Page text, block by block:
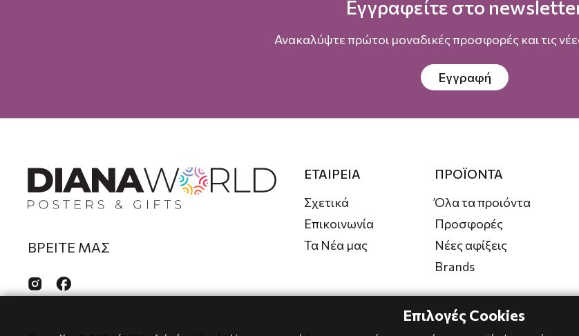
Εγγραφείτε στο
Ανακαλύψτε πρώτοι μοναδικές προσφορές και τις
Εγγραφή
ΒΡΕΙΤΕ ΜΑΣ
 
ΕΤΑΙΡΕΙΑ
Σχετικά
Επικοινωνία
Τα Νέα μας
ΠΡΟΪΟΝΤΑ
Όλα τα προιόντα
Προσφορές
Νέες αφίξεις
Brands
Επιλογές Cookies